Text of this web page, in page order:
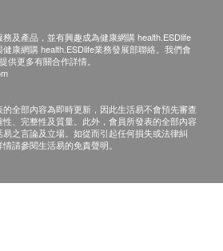
及產品，並有興趣成為健康網購 health.ESDlife
康網購 health.ESDlife業務發展部聯絡。我們會
供更多有關合作詳情。
全部內容為即時更新，因此生活易不會預先審查
、完整性及質量。此外，會員所發表的全部內容
之言論及立場。如從而引起任何損失或法律糾
請參閱生活易的免責聲明。